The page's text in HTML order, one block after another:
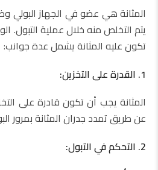
المثانة هي عضو في الجهاز البولي
يتم التخلص منه خلال عملية التبول.
تكون عليه المثانة يشمل عدة جوانب:
1. القدرة على التخزين:
المثانة يجب أن تكون قادرة على
عن طريق تمدد جدران المثانة بمرور
2. التحكم في التبول: